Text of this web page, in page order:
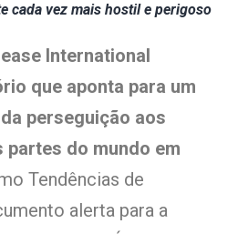
cada vez mais hostil e perigoso
International
que aponta para um
perseguição aos
do mundo em
Tendências de
alerta para a